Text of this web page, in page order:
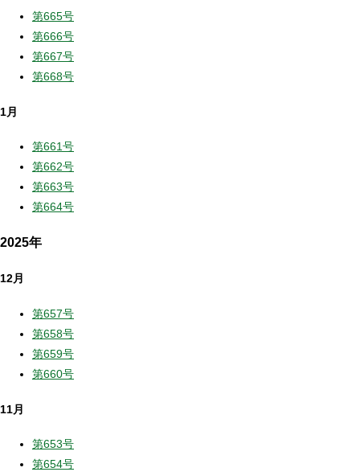
第665号
第666号
第667号
第668号
1月
第661号
第662号
第663号
第664号
2025年
12月
第657号
第658号
第659号
第660号
11月
第653号
第654号